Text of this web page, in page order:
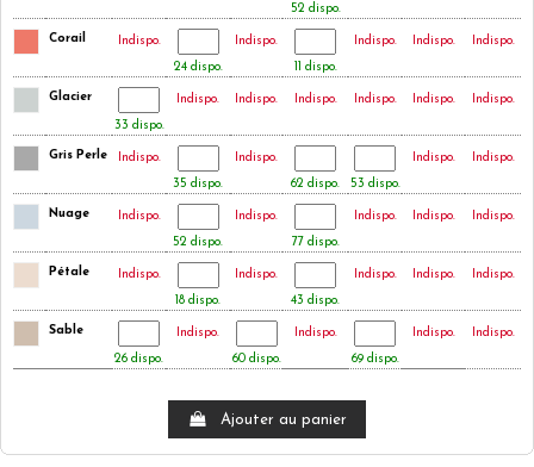
52 dispo.
Corail
Indispo.
24 dispo.
Indispo.
11 dispo.
Indispo. Indispo. Indispo.
Glacier
33 dispo.
Indispo. Indispo. Indispo. Indispo. Indispo. Indispo.
Gris Perle
Indispo.
35 dispo.
Indispo.
62 dispo.
53 dispo.
Indispo. Indispo.
Nuage
Indispo.
52 dispo.
Indispo.
77 dispo.
Indispo. Indispo. Indispo.
Pétale
Indispo.
18 dispo.
Indispo.
43 dispo.
Indispo. Indispo. Indispo.
Sable
26 dispo.
Indispo.
60 dispo.
Indispo.
69 dispo.
Indispo. Indispo.
Ajouter au panier